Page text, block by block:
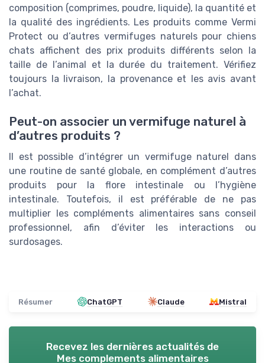
composition (comprimes, poudre, liquide), la quantité et
la qualité des ingrédients. Les produits comme Vermi
Protect ou d’autres vermifuges naturels pour chiens
chats affichent des prix produits différents selon la
taille de l’animal et la durée du traitement. Vérifiez
toujours la livraison, la provenance et les avis avant
l’achat.
Peut-on associer un vermifuge naturel à
d’autres produits ?
Il est possible d’intégrer un vermifuge naturel dans
une routine de santé globale, en complément d’autres
produits pour la flore intestinale ou l’hygiène
intestinale. Toutefois, il est préférable de ne pas
multiplier les compléments alimentaires sans conseil
professionnel, afin d’éviter les interactions ou
surdosages.
Résumer ChatGPT Claude Mistral
Recevez les dernières actualités de
Mes complements alimentaires